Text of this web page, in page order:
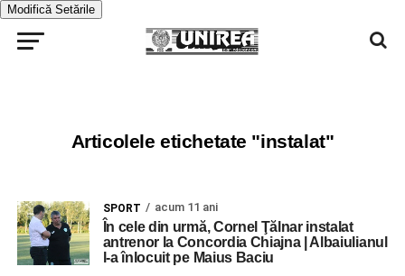
Modifică Setările
Articolele etichetate "instalat"
SPORT acum 11 ani
În cele din urmă, Cornel Ţălnar instalat
antrenor la Concordia Chiajna | Albaiulianul
l-a înlocuit pe Maius Baciu